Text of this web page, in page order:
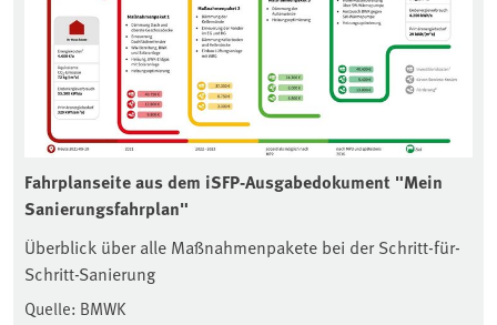
Fahrplanseite aus dem iSFP-Ausgabedokument "Mein
Sanierungsfahrplan"
Überblick über alle Maßnahmenpakete bei der Schritt-für-
Schritt-Sanierung
Quelle: BMWK